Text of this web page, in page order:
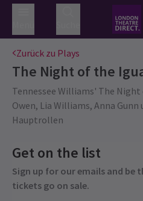
Zurück zu Plays
The Night of the
Tennessee Williams' The
Owen, Lia Williams, Anna
Hauptrollen
Get on the list
Sign up for our emails and be
tickets go on sale.